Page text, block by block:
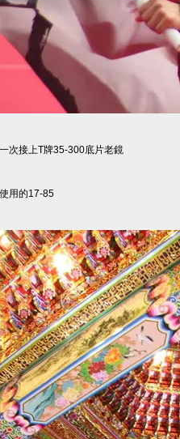
次接上T牌35-300底片老鏡
用的17-85